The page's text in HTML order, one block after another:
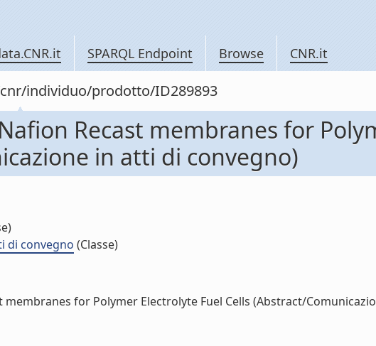
SPARQL Endpoint Browse CNR.it
individuo/prodotto/ID289893
Recast membranes for
in atti di convegno)
di convegno (Classe)
membranes for Polymer Electrolyte Fuel Cells (Abstract/